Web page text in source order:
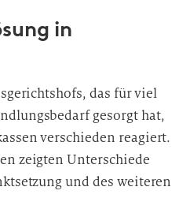
in
das für viel
gesorgt hat,
verschieden reagiert.
zeigten Unterschiede
und des weiteren